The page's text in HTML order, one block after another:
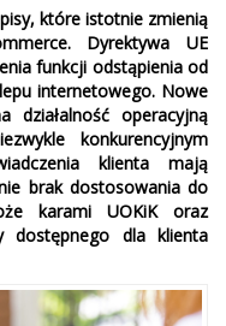
które istotnie zmienią
Dyrektywa UE
funkcji odstąpienia od
internetowego. Nowe
działalność operacyjną
konkurencyjnym
klienta mają
brak dostosowania do
karami UOKiK oraz
dostępnego dla klienta